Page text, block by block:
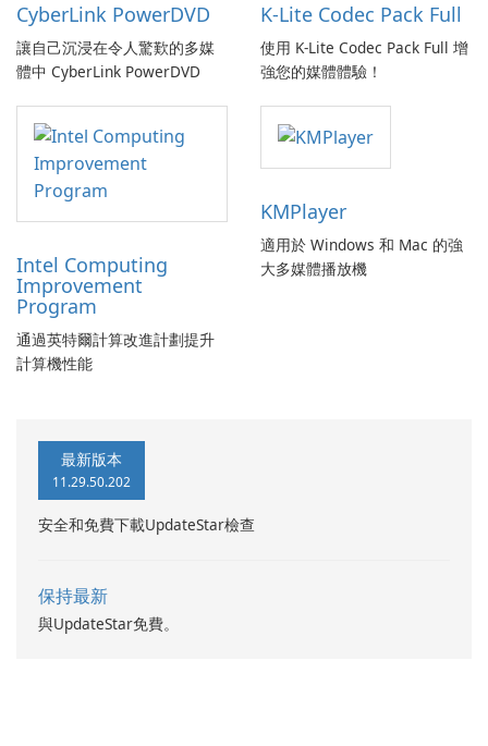
CyberLink PowerDVD
讓自己沉浸在令人驚歎的多媒
體中 CyberLink PowerDVD
K-Lite Codec Pack Full
使用 K-Lite Codec Pack Full 增
強您的媒體體驗！
Intel Computing
Improvement
Program
通過英特爾計算改進計劃提升
計算機性能
KMPlayer
適用於 Windows 和 Mac 的強
大多媒體播放機
最新版本
11.29.50.202
安全和免費下載UpdateStar檢查
保持最新
與UpdateStar免費。